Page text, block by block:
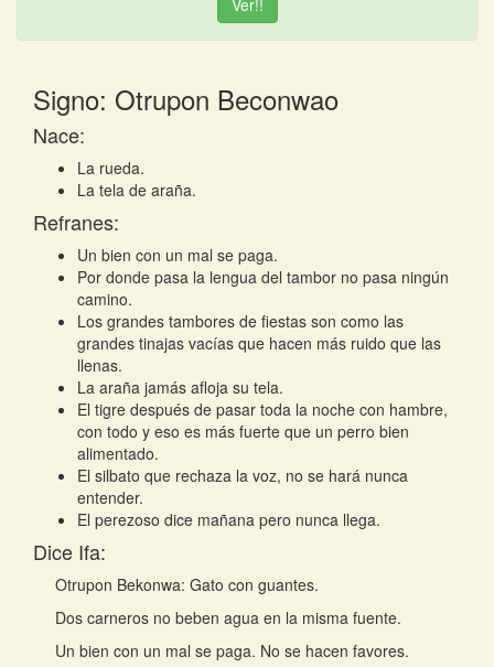
Ver!!
Signo: Otrupon Beconwao
Nace:
La rueda.
La tela de araña.
Refranes:
Un bien con un mal se paga.
Por donde pasa la lengua del tambor no pasa ningún
camino.
Los grandes tambores de fiestas son como las
grandes tinajas vacías que hacen más ruido que las
llenas.
La araña jamás afloja su tela.
El tigre después de pasar toda la noche con hambre,
con todo y eso es más fuerte que un perro bien
alimentado.
El silbato que rechaza la voz, no se hará nunca
entender.
El perezoso dice mañana pero nunca llega.
Dice Ifa:
Otrupon Bekonwa: Gato con guantes.
Dos carneros no beben agua en la misma fuente.
Un bien con un mal se paga. No se hacen favores.